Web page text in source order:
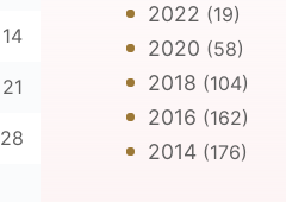
14
21
28
2022 (19)
2020 (58)
2018 (104)
2016 (162)
2014(176)